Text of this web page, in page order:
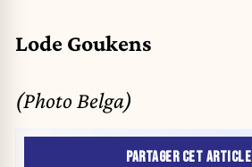
Lode Goukens
(Photo Belga)
PARTAGER CET ARTICLE